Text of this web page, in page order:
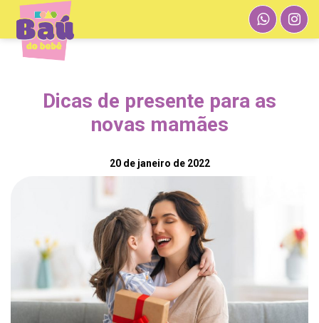
Dicas de presente para as
novas mamães
20 de janeiro de 2022